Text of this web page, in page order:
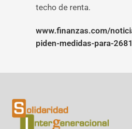
techo de renta.
www.finanzas.com/
piden-medidas-para-